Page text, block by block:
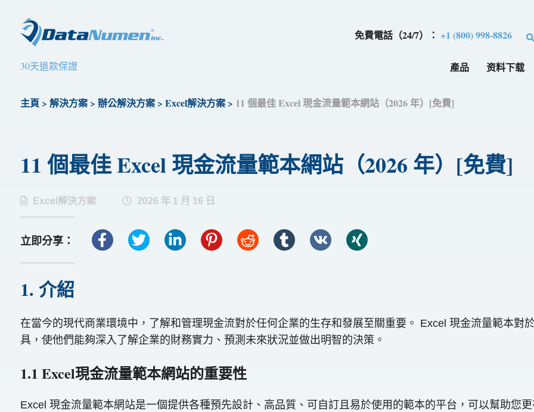
免費電話（24/7）：+1 (800) 998-8826
30天退款保證 產品 资料下载
主頁> 解決方案 > 辦公解決方案> Excel解決方案> 11 個最佳 Excel 現金流量範本網站（2026 年）[免費]
11 個最佳 Excel 現金流量範本網站（2026 年）[免費]
Excel解決方案 2026 年 1 月 16 日
立即分享：
1. 介紹
在當今的現代商業環境中，了解和管理現金流對於任何企業的生存和發展至關重要。 Excel 現金流量範本對
具，使他們能夠深入了解企業的財務實力、預測未來狀況並做出明智的決策。
1.1 Excel現金流量範本網站的重要性
Excel 現金流量範本網站是一個提供各種預先設計、高品質、可自訂且易於使用的範本的平台，可以幫助您